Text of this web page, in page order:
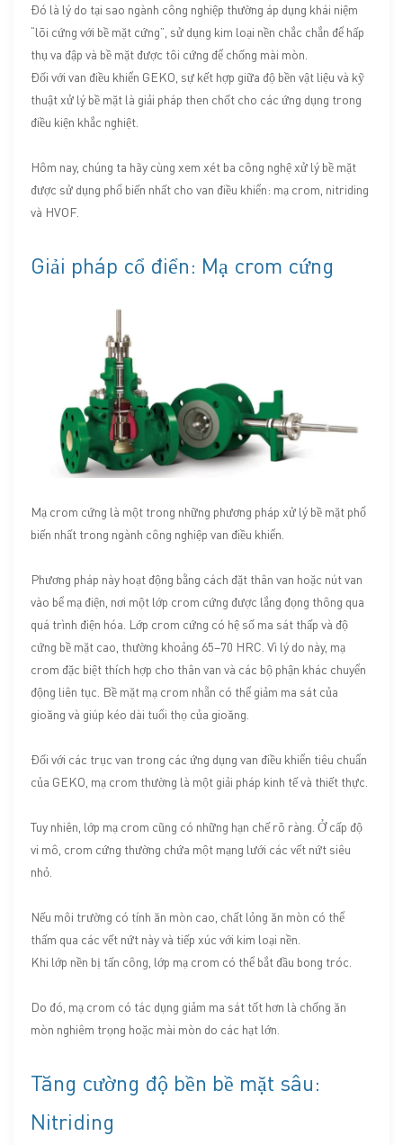
Đó là lý do tại sao ngành công nghiệp thường áp dụng khái niệm
“lõi cứng với bề mặt cứng”, sử dụng kim loại nền chắc chắn để hấp
thụ va đập và bề mặt được tôi cứng để chống mài mòn.
Đối với van điều khiển GEKO, sự kết hợp giữa độ bền vật liệu và kỹ
thuật xử lý bề mặt là giải pháp then chốt cho các ứng dụng trong
điều kiện khắc nghiệt.
Hôm nay, chúng ta hãy cùng xem xét ba công nghệ xử lý bề mặt
được sử dụng phổ biến nhất cho van điều khiển: mạ crom, nitriding
và HVOF.
Giải pháp cổ điển: Mạ crom cứng
Mạ crom cứng là một trong những phương pháp xử lý bề mặt phổ
biến nhất trong ngành công nghiệp van điều khiển.
Phương pháp này hoạt động bằng cách đặt thân van hoặc nút van
vào bể mạ điện, nơi một lớp crom cứng được lắng đọng thông qua
quá trình điện hóa. Lớp crom cứng có hệ số ma sát thấp và độ
cứng bề mặt cao, thường khoảng 65–70 HRC. Vì lý do này, mạ
crom đặc biệt thích hợp cho thân van và các bộ phận khác chuyển
động liên tục. Bề mặt mạ crom nhẵn có thể giảm ma sát của
gioăng và giúp kéo dài tuổi thọ của gioăng.
Đối với các trục van trong các ứng dụng van điều khiển tiêu chuẩn
của GEKO, mạ crom thường là một giải pháp kinh tế và thiết thực.
Tuy nhiên, lớp mạ crom cũng có những hạn chế rõ ràng. Ở cấp độ
vi mô, crom cứng thường chứa một mạng lưới các vết nứt siêu
nhỏ.
Nếu môi trường có tính ăn mòn cao, chất lỏng ăn mòn có thể
thấm qua các vết nứt này và tiếp xúc với kim loại nền.
Khi lớp nền bị tấn công, lớp mạ crom có ​​thể bắt đầu bong tróc.
Do đó, mạ crom có ​​tác dụng giảm ma sát tốt hơn là chống ăn
mòn nghiêm trọng hoặc mài mòn do các hạt lớn.
Tăng cường độ bền bề mặt sâu:
Nitriding